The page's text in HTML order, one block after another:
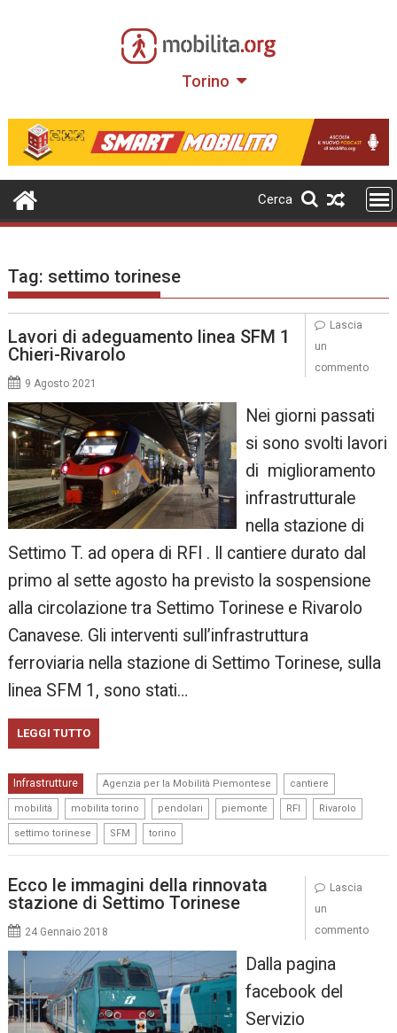
Torino
Cerca
Tag: settimo torinese
Lavori di adeguamento linea SFM 1
Chieri-Rivarolo
9 Agosto 2021
Nei giorni passati
si sono svolti lavori
di miglioramento
infrastrutturale
nella stazione di
Settimo T. ad opera di RFI . Il cantiere durato dal
primo al sette agosto ha previsto la sospensione
alla circolazione tra Settimo Torinese e Rivarolo
Canavese. Gli interventi sull’infrastruttura
ferroviaria nella stazione di Settimo Torinese, sulla
linea SFM 1, sono stati…
LEGGI TUTTO
Infrastrutture Agenzia per la Mobilità Piemontese cantiere
mobilità mobilita torino pendolari piemonte RFI Rivarolo
settimo torinese SFM torino
Lascia
un
commento
Ecco le immagini della rinnovata
stazione di Settimo Torinese
24 Gennaio 2018
Dalla pagina
facebook del
Servizio
Lascia
un
commento